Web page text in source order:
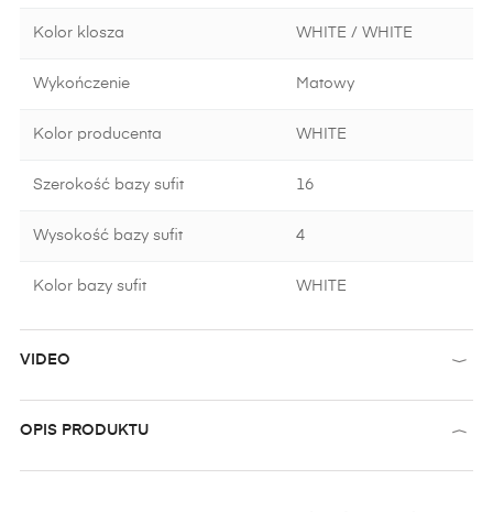
Kolor klosza WHITE / WHITE
Wykończenie Matowy
Kolor producenta WHITE
Szerokość bazy sufit 16
Wysokość bazy sufit 4
Kolor bazy sufit WHITE
VIDEO
OPIS PRODUKTU